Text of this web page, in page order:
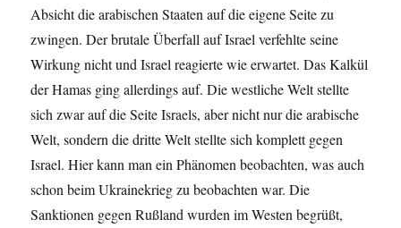
Absicht die arabischen Staaten auf die eigene Seite zu
zwingen. Der brutale Überfall auf Israel verfehlte seine
Wirkung nicht und Israel reagierte wie erwartet. Das Kalkül
der Hamas ging allerdings auf. Die westliche Welt stellte
sich zwar auf die Seite Israels, aber nicht nur die arabische
Welt, sondern die dritte Welt stellte sich komplett gegen
Israel. Hier kann man ein Phänomen beobachten, was auch
schon beim Ukrainekrieg zu beobachten war. Die
Sanktionen gegen Rußland wurden im Westen begrüßt,